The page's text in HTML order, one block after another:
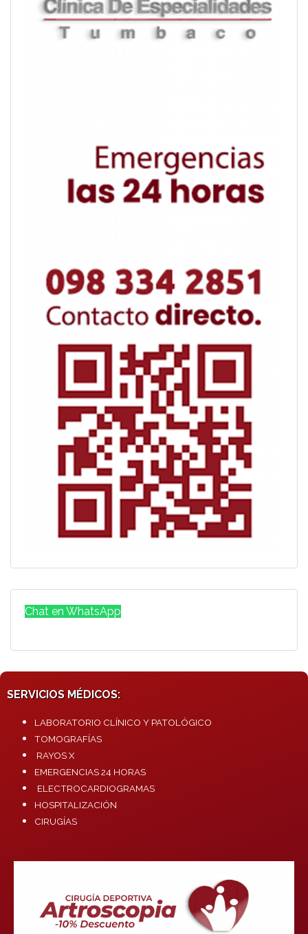
Chat en WhatsApp
SERVICIOS MÉDICOS:
LABORATORIO CLÍNICO Y PATOLÓGICO
TOMOGRAFÍAS
RAYOS X
EMERGENCIAS 24 HORAS
ELECTROCARDIOGRAMAS
HOSPITALIZACIÓN
CIRUGÍAS